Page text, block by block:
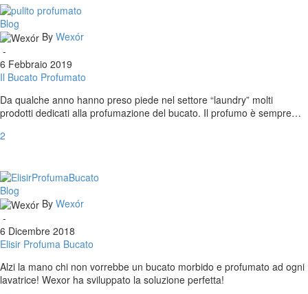
Il
Bucato
Profumato
Blog
By Wexór
-
6 Febbraio 2019
Il Bucato Profumato
Da qualche anno hanno preso piede nel settore “laundry” molti
prodotti dedicati alla profumazione del bucato. Il profumo è sempre…
2
Elisir
Profuma
Blog
By Wexór
-
6 Dicembre 2018
Elisir Profuma Bucato
Alzi la mano chi non vorrebbe un bucato morbido e profumato ad ogni
lavatrice! Wexor ha sviluppato la soluzione perfetta!